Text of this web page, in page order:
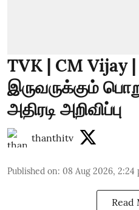
TVK | CM Vijay
இருவருக்கும்
அதிரடி அறிவிப்பு
thanthitv
Published on: 08 Aug 2026, 2:24
Read